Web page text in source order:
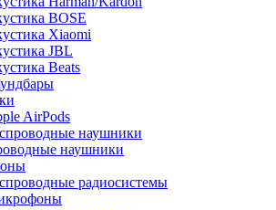
BOSE
Xiaomi
JBL
Beats
AirPods
наушники
наушники
радиосистемы